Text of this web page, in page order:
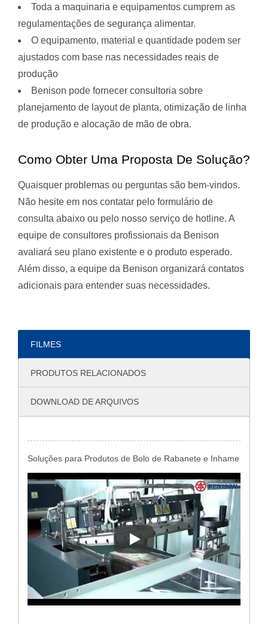
Toda a maquinaria e equipamentos cumprem as
regulamentações de segurança alimentar.
O equipamento, material e quantidade podem ser
ajustados com base nas necessidades reais de
produção
Benison pode fornecer consultoria sobre
planejamento de layout de planta, otimização de linha
de produção e alocação de mão de obra.
Como Obter Uma Proposta De Solução?
Quaisquer problemas ou perguntas são bem-vindos.
Não hesite em nos contatar pelo formulário de
consulta abaixo ou pelo nosso serviço de hotline. A
equipe de consultores profissionais da Benison
avaliará seu plano existente e o produto esperado.
Além disso, a equipe da Benison organizará contatos
adicionais para entender suas necessidades.
FILMES
PRODUTOS RELACIONADOS
DOWNLOAD DE ARQUIVOS
Soluções para Produtos de Bolo de Rabanete e Inhame
Soluções Para Produtos De